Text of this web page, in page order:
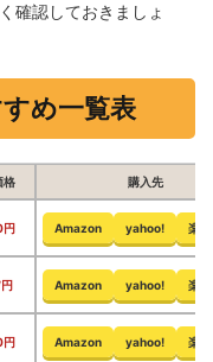
確認しておきましょ
め一覧表
格 購入先
Amazon yahoo! 楽
Amazon yahoo! 楽
Amazon yahoo! 楽